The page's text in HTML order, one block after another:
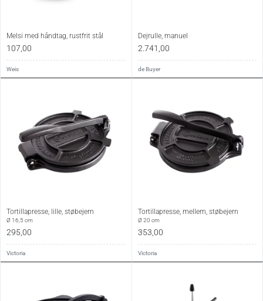
Melsi med håndtag, rustfrit stål
107,00
Weis
Dejrulle, manuel
2.741,00
de Buyer
Tortillapresse, lille, støbejern
Ø 16,5 cm
295,00
Victoria
Tortillapresse, mellem, støbejern
Ø 20 cm
353,00
Victoria